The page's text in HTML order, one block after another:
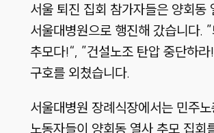
서울 퇴진 집회 참가자들은 양회동
서울대병원으로 행진해 갔습니다. ”
추모다!“, ”건설노조 탄압 중단하라
구호를 외쳤습니다.
서울대병원 장례식장에서는 민주
노동자들이 양회동 열사 추모 집회